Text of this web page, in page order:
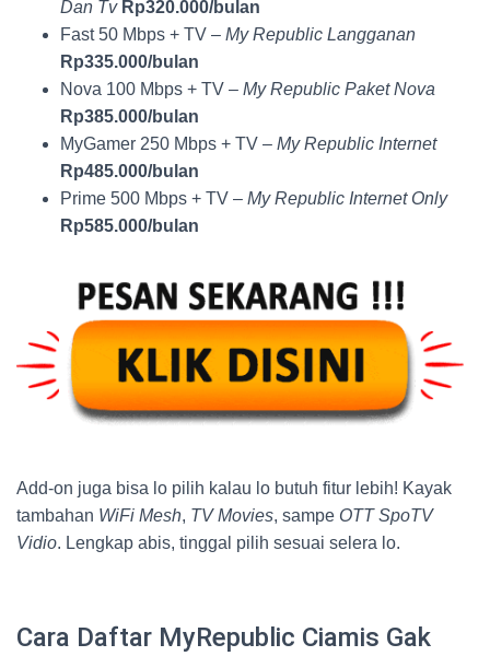
Dan Tv Rp320.000/bulan
Fast 50 Mbps + TV – My Republic Langganan
Rp335.000/bulan
Nova 100 Mbps + TV – My Republic Paket Nova
Rp385.000/bulan
MyGamer 250 Mbps + TV – My Republic Internet
Rp485.000/bulan
Prime 500 Mbps + TV – My Republic Internet Only
Rp585.000/bulan
Add-on juga bisa lo pilih kalau lo butuh fitur lebih! Kayak
tambahan WiFi Mesh, TV Movies, sampe OTT SpoTV
Vidio. Lengkap abis, tinggal pilih sesuai selera lo.
Cara Daftar MyRepublic Ciamis Gak